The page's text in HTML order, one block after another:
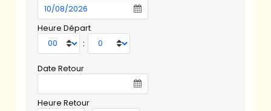
Heure Départ
:
Date Retour
Heure Retour